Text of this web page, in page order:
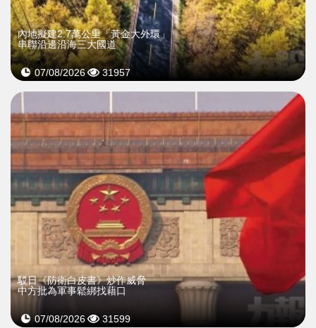
內地擬建2.7萬公里「黃金大外環」
串聯沿邊沿海三大國道
07/08/2026 31957
駁日《防衛白皮書》炒作威脅
中方批為軍事鬆綁找藉口
07/08/2026 31599